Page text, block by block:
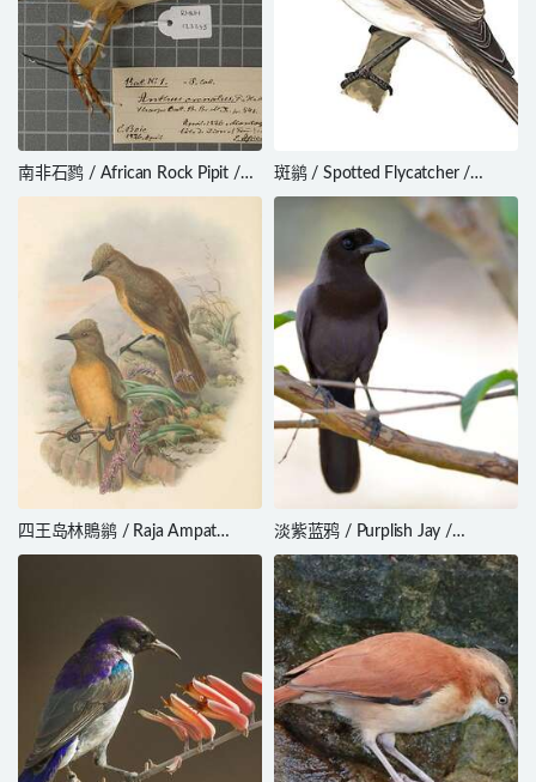
南非石鹨 / African Rock Pipit /
Anthus crenatus
斑鹟 / Spotted Flycatcher /
Muscicapa striata
四王岛林鵙鹟 / Raja Ampat
Pitohui / Pitohui cerviniventris
淡紫蓝鸦 / Purplish Jay /
Cyanocorax cyanomelas